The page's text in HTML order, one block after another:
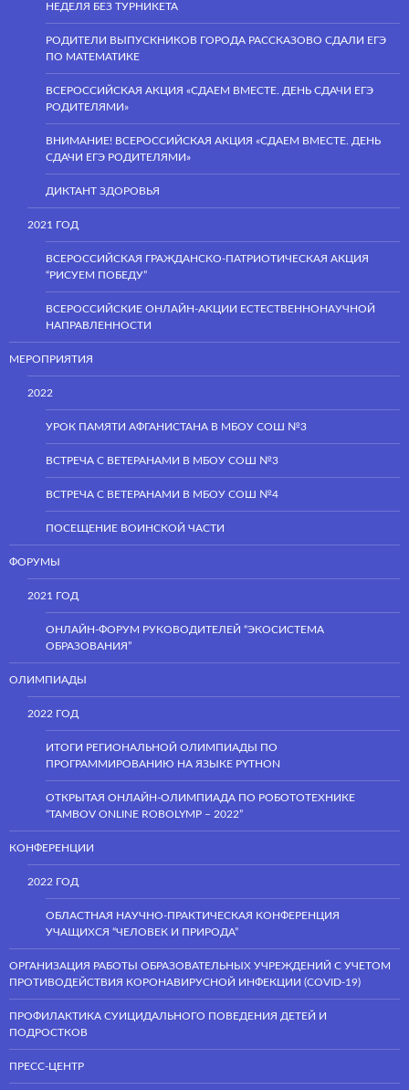
НЕДЕЛЯ БЕЗ ТУРНИКЕТА
РОДИТЕЛИ ВЫПУСКНИКОВ ГОРОДА РАССКАЗОВО СДАЛИ ЕГЭ
ПО МАТЕМАТИКЕ
ВСЕРОССИЙСКАЯ АКЦИЯ «СДАЕМ ВМЕСТЕ. ДЕНЬ СДАЧИ ЕГЭ
РОДИТЕЛЯМИ»
ВНИМАНИЕ! ВСЕРОССИЙСКАЯ АКЦИЯ «СДАЕМ ВМЕСТЕ. ДЕНЬ
СДАЧИ ЕГЭ РОДИТЕЛЯМИ»
ДИКТАНТ ЗДОРОВЬЯ
2021 ГОД
ВСЕРОССИЙСКАЯ ГРАЖДАНСКО-ПАТРИОТИЧЕСКАЯ АКЦИЯ
“РИСУЕМ ПОБЕДУ”
ВСЕРОССИЙСКИЕ ОНЛАЙН-АКЦИИ ЕСТЕСТВЕННОНАУЧНОЙ
НАПРАВЛЕННОСТИ
МЕРОПРИЯТИЯ
2022
УРОК ПАМЯТИ АФГАНИСТАНА В МБОУ СОШ №3
ВСТРЕЧА С ВЕТЕРАНАМИ В МБОУ СОШ №3
ВСТРЕЧА С ВЕТЕРАНАМИ В МБОУ СОШ №4
ПОСЕЩЕНИЕ ВОИНСКОЙ ЧАСТИ
ФОРУМЫ
2021 ГОД
ОНЛАЙН-ФОРУМ РУКОВОДИТЕЛЕЙ “ЭКОСИСТЕМА
ОБРАЗОВАНИЯ”
ОЛИМПИАДЫ
2022 ГОД
ИТОГИ РЕГИОНАЛЬНОЙ ОЛИМПИАДЫ ПО
ПРОГРАММИРОВАНИЮ НА ЯЗЫКЕ PYTHON
ОТКРЫТАЯ ОНЛАЙН-ОЛИМПИАДА ПО РОБОТОТЕХНИКЕ
“TAMBOV ONLINE ROBOLYMP – 2022”
КОНФЕРЕНЦИИ
2022 ГОД
ОБЛАСТНАЯ НАУЧНО-ПРАКТИЧЕСКАЯ КОНФЕРЕНЦИЯ
УЧАЩИХСЯ “ЧЕЛОВЕК И ПРИРОДА”
ОРГАНИЗАЦИЯ РАБОТЫ ОБРАЗОВАТЕЛЬНЫХ УЧРЕЖДЕНИЙ С УЧЕТОМ
ПРОТИВОДЕЙСТВИЯ КОРОНАВИРУСНОЙ ИНФЕКЦИИ (COVID-19)
ПРОФИЛАКТИКА СУИЦИДАЛЬНОГО ПОВЕДЕНИЯ ДЕТЕЙ И
ПОДРОСТКОВ
ПРЕСС-ЦЕНТР